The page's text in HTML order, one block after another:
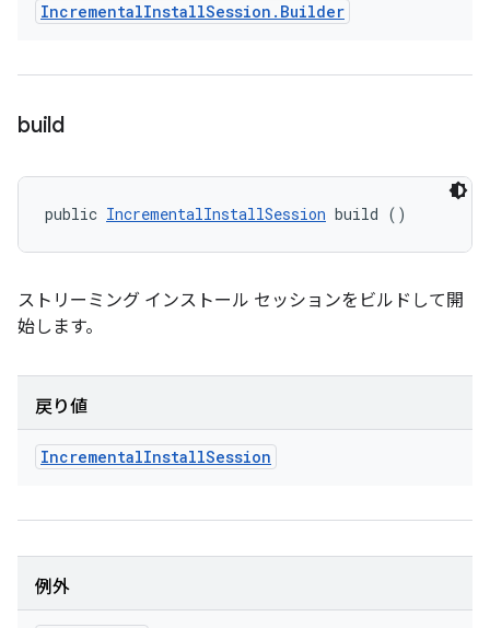
IncrementalInstallSession . Builder
build
public IncrementalInstallSession build ()
ストリーミング インストール セッションをビルドして開
始します。
戻り値
IncrementalInstallSession
例外